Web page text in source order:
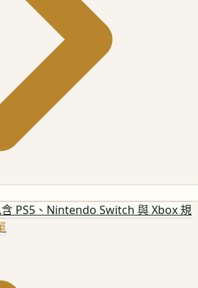
PS5、Nintendo Switch 與 Xbox 規